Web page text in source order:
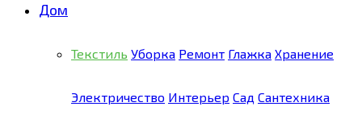
Дом
Текстиль Уборка Ремонт Глажка Хранение
Электричество Интерьер Сад Сантехника